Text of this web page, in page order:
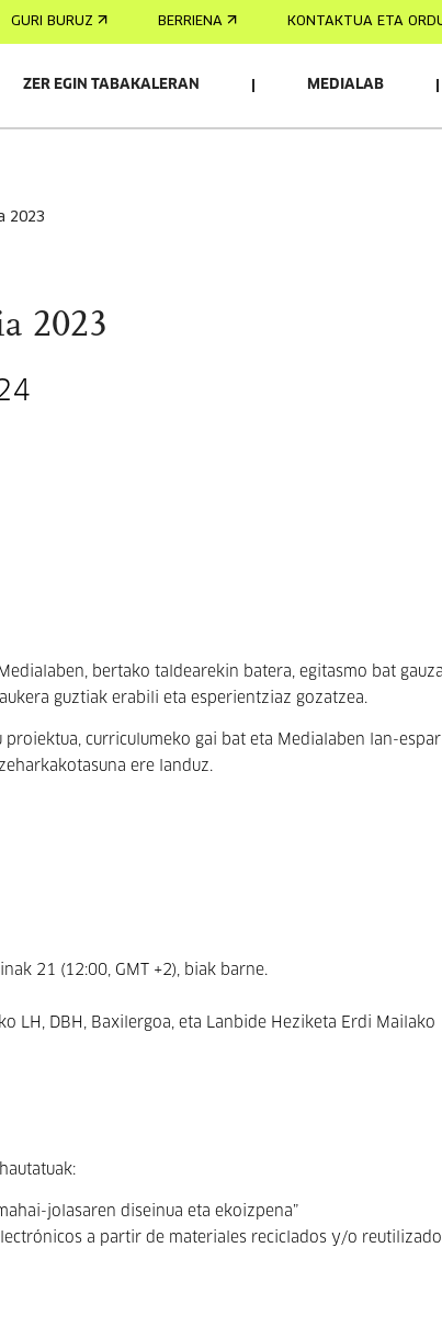
GURI BURUZ BERRIENA KONTAKTUA ETA
ZER EGIN TABAKALERAN MEDIALAB
2023
2023
bertako taldearekin batera, egitasmo bat
guztiak erabili eta esperientziaz gozatzea.
curriculumeko gai bat eta Medialaben lan-
ere landuz.
21 (12:00, GMT +2), biak barne.
LH, DBH, Baxilergoa, eta Lanbide Heziketa Erdi Mailako
jolasaren diseinua eta ekoizpena”
a partir de materiales reciclados y/o